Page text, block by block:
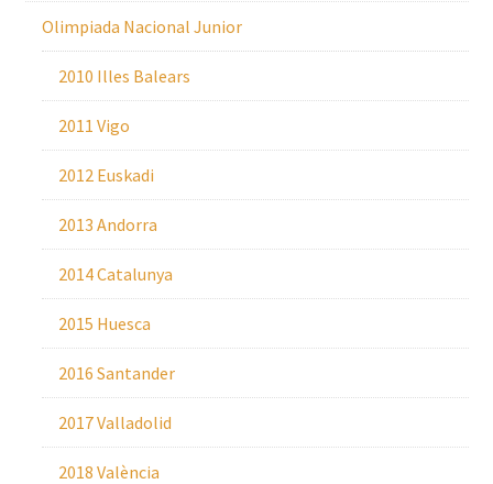
Olimpiada Nacional Junior
2010 Illes Balears
2011 Vigo
2012 Euskadi
2013 Andorra
2014 Catalunya
2015 Huesca
2016 Santander
2017 Valladolid
2018 València